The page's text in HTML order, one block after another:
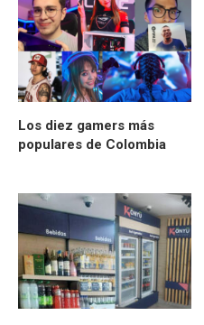
Los diez gamers más
populares de Colombia